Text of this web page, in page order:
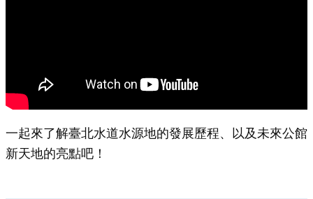
一起來了解臺北水道水源地的發展歷程、以及未來公館
新天地的亮點吧！